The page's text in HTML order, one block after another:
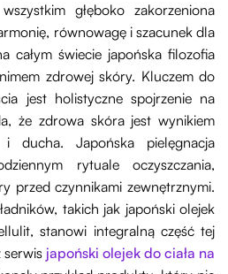
głęboko zakorzeniona
równowagę i szacunek dla
całym świecie japońska filozofia
zdrowej skóry. Kluczem do
jest holistyczne spojrzenie na
że zdrowa skóra jest wynikiem
ducha. Japońska pielęgnacja
rytuale oczyszczania,
przed czynnikami zewnętrznymi.
takich jak japoński olejek
stanowi integralną część tej
serwis japoński olejek do ciała na